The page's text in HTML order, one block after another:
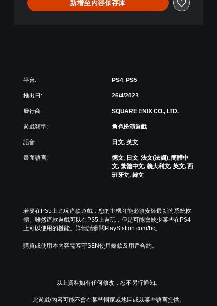
新增至內容保存庫
平台: PS4, PS5
推出日: 26/4/2023
發行商: SQUARE ENIX CO., LTD.
遊戲類型: 角色扮演遊戲
語音: 日文, 英文
畫面語言:
德文, 日文, 法文(法國), 簡體中
文, 繁體中文, 義大利文, 英文, 西
班牙文, 韓文
若要在PS5上遊玩這款遊戲，您的主機可能必須安裝最新的系統軟
體。雖然這款遊戲可以在PS5上遊玩，但是可能會缺少某些在PS4
上可以使用的機能。詳情請參閱PlayStation.com/bc。
購買或使用本內容需遵守SEN使用條款及用戶合約。
以上資料如有任何修改，恕不另行通知。
此遊戲/內容可能不會在某些國家或地區或以某些語言提供。